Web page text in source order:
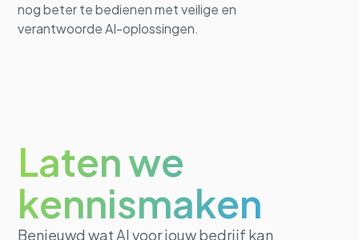
nog beter te bedienen met veilige en
verantwoorde AI-oplossingen.
Laten we
kennismaken
Benieuwd wat AI voor jouw bedrijf kan